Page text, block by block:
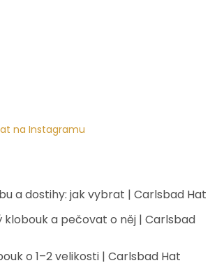
na Instagramu
a dostihy: jak vybrat | Carlsbad Hat
klobouk a pečovat o něj | Carlsbad
o 1–2 velikosti | Carlsbad Hat